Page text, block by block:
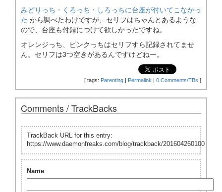
みどりっち・くろっち・しろっちに台座が付いてこなかっ
た から調べたわけですが、セリフはちゃんとあるような
ので、台座も付録につけて欲しかったですね。
オレンジっち、ピンクっちはセリフすら記録されてませ
ん。セリフは3つ空きがあるんですけどねー。
[ tags: Parenting | Permalink | 0 Comments/TBs ]
Comments / TrackBacks
TrackBack URL for this entry:
https://www.daemonfreaks.com/blog/trackback/201604260100
Name